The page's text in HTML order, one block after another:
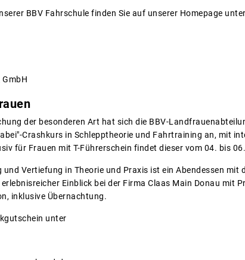
BBV Fahrschule finden Sie auf unserer Homepage unter
der Fahrschule
GmbH
der besonderen Art hat sich die BBV-
Crashkurs in Schlepptheorie und Fahrtraining an, mit
für Frauen mit T-Führerschein findet dieser vom 04. bis
und Vertiefung in Theorie und Praxis ist ein Abendessen
Einblick bei der Firma Claas Main Donau mit
inklusive Übernachtung.
unter